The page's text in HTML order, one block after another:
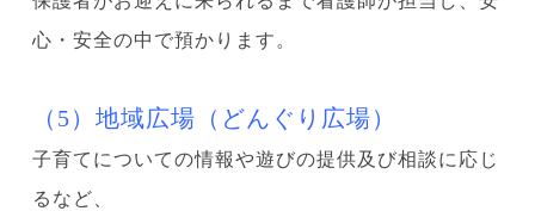
心・安全の中で預かります。
（5）地域広場（どんぐり広場）
子育てについての情報や遊びの提供及び相談に応じ
るなど、